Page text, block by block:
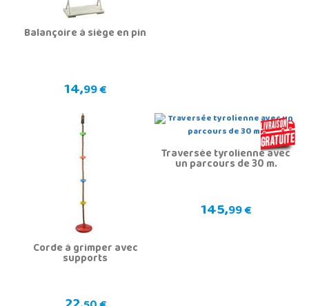
Balançoire à siège en pin
14,99 €
Corde à grimper avec
supports
Traversée tyrolienne avec
un parcours de 30 m.
145,99 €